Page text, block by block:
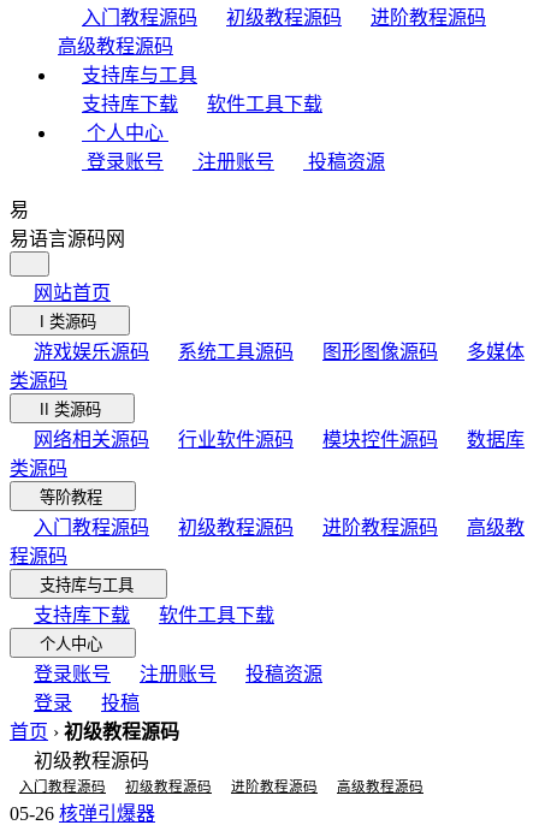
入门教程源码
初级教程源码
进阶教程源码
高级教程源码
支持库与工具
支持库下载
软件工具下载
个人中心
登录账号
注册账号 投稿资源
易
易语言源码网
网站首页
I 类源码
游戏娱乐源码 系统工具源码 图形图像源码
多媒体
类源码
II 类源码
网络相关源码 行业软件源码 模块控件源码
数据库
类源码
等阶教程
入门教程源码 初级教程源码 进阶教程源码
高级教
程源码
支持库与工具
支持库下载 软件工具下载
个人中心
登录账号 注册账号
投稿资源
登录
投稿
首页 › 初级教程源码
初级教程源码
入门教程源码 初级教程源码 进阶教程源码 高级教程源码
05-26 核弹引爆器